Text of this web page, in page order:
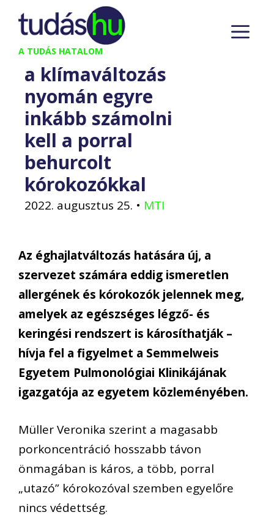
Kilépés
tartalomba
A TUDÁS HATALOM
a klímaváltozás
nyomán egyre
inkább számolni
kell a porral
behurcolt
kórokozókkal
2022. augusztus 25. • MTI
Az éghajlatváltozás hatására új, a
szervezet számára eddig ismeretlen
allergének és kórokozók jelennek meg,
amelyek az egészséges légző- és
keringési rendszert is károsíthatják –
hívja fel a figyelmet a Semmelweis
Egyetem Pulmonológiai Klinikájának
igazgatója az egyetem közleményében.
Müller Veronika szerint a magasabb
porkoncentráció hosszabb távon
önmagában is káros, a több, porral
„utazó” kórokozóval szemben egyelőre
nincs védettség.